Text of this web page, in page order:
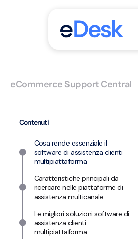
eCommerce Support Central
Contenuti
Cosa rende essenziale il
software di assistenza clienti
multipiattaforma
Caratteristiche principali da
ricercare nelle piattaforme di
assistenza multicanale
Le migliori soluzioni software di
assistenza clienti
multipiattaforma